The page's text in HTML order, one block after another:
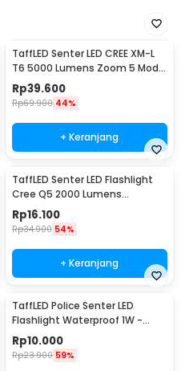
TaffLED Senter LED CREE XM-L
T6 5000 Lumens Zoom 5 Mode
Baterai 26650 - E97
Rp39.600
Rp69.900 44%
+ Keranjang
TaffLED Senter LED Flashlight
Cree Q5 2000 Lumens
Aluminium Steel - LFU01
Rp16.100
Rp34.900 54%
+ Keranjang
TaffLED Police Senter LED
Flashlight Waterproof 1W -
TAC2L
Rp10.000
Rp23.900 59%